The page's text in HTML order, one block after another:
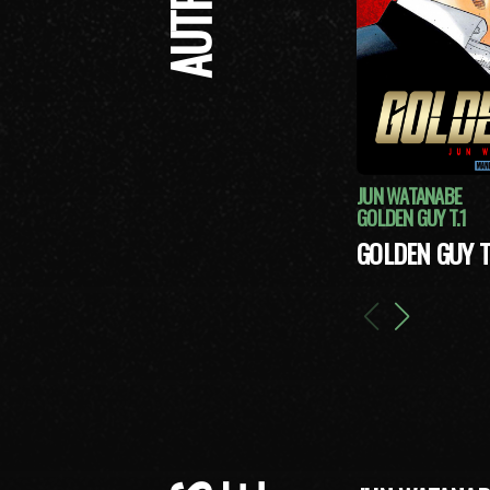
JUN WATANABE
GOLDEN GUY T.1
GOLDEN GUY